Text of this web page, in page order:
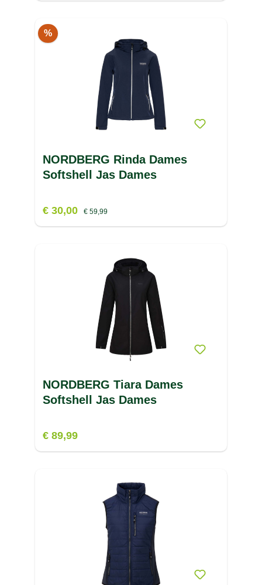
%
NORDBERG Rinda Dames
Softshell Jas Dames
€ 30,00 € 59,99
NORDBERG Tiara Dames
Softshell Jas Dames
€ 89,99